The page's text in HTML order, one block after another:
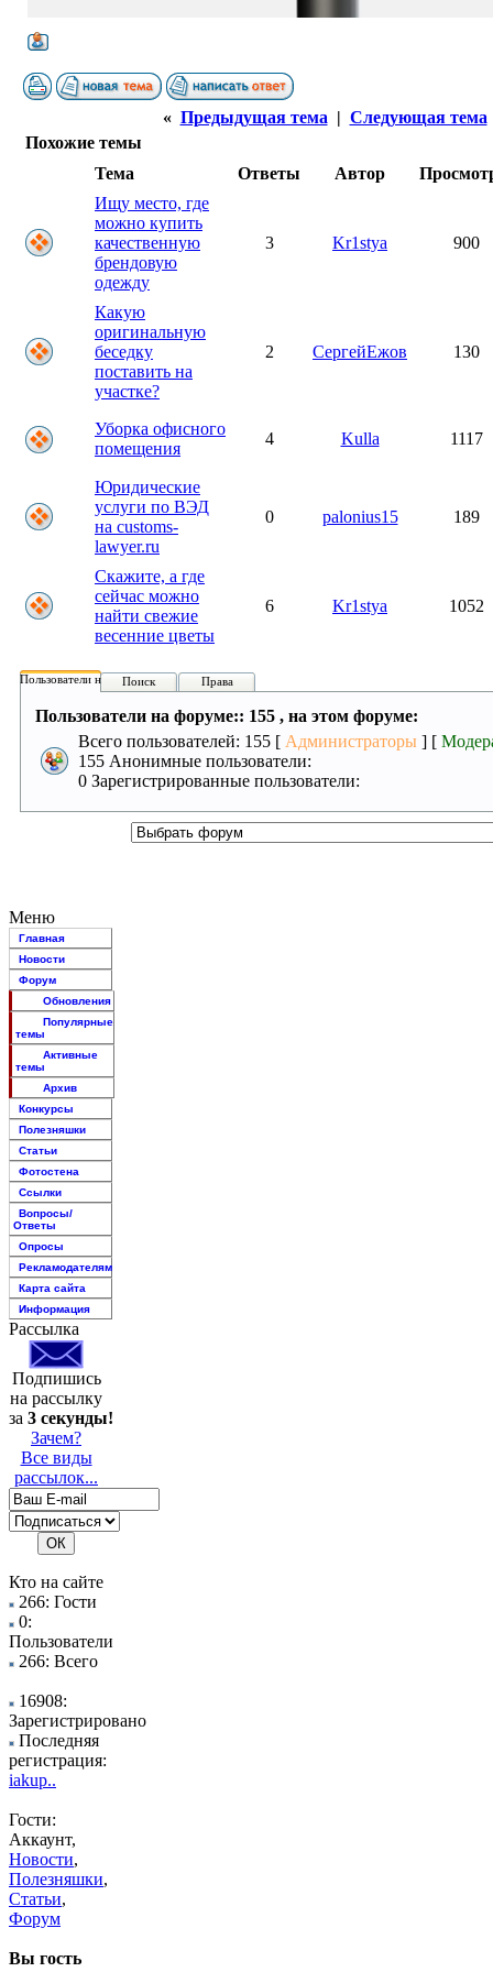
« Предыдущая тема | Следующая тема
Похожие темы
Тема
Ответы Автор
Ищу место, где
можно купить
качественную
брендовую
одежду
3 Kr1stya 900
Какую
оригинальную
беседку
поставить на
участке?
2 СергейЕжов 130
Уборка офисного
помещения
4 Kulla 1117
Юридические
услуги по ВЭД
на customs-
lawyer.ru
0 palonius15 189
Скажите, а где
сейчас можно
найти свежие
весенние цветы
6 Kr1stya 1052
Пользователи на форуме:
Поиск Права
Пользователи на форуме:: 155 , на этом форуме:
Всего пользователей: 155 [ Администраторы ] [
155 Анонимные пользователи:
0 Зарегистрированные пользователи:
Меню
Главная
Новости
Форум
Обновления
Популярные
темы
Активные
темы
Архив
Конкурсы
Полезняшки
Статьи
Фотостена
Ссылки
Вопросы/
Ответы
Опросы
Рекламодателям
Карта сайта
Информация
Рассылка
Подпишись
на рассылку
за 3 секунды!
Зачем?
Все виды
рассылок...
Кто на сайте
266: Гости
0:
Пользователи
266: Всего
16908:
Зарегистрировано
Последняя
регистрация:
iakup..
Гости:
Аккаунт,
Новости,
Полезняшки,
Статьи,
Форум
Вы гость